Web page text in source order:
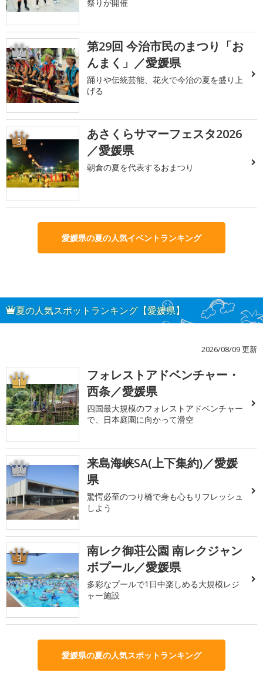
祭りが開催
2
第29回 今治市民のまつり「お
んまく」／愛媛県
踊りや伝統芸能、花火で今治の夏を盛り上
げる
3
あさくらサマーフェスタ2026
／愛媛県
朝倉の夏を代表するおまつり
愛媛県の夏の人気イベントランキング
夏の人気スポットランキング【愛媛県】
2026/08/09 更新
1
フォレストアドベンチャー・
西条／愛媛県
四国最大規模のフォレストアドベンチャー
で、日本庭園に向かって滑空
2
来島海峡SA(上下集約)／愛媛
県
驚愕必至のつり橋で身も心もリフレッシュ
しよう
3
南レク御荘公園 南レクジャン
ボプール／愛媛県
多彩なプールで1日中楽しめる大規模レジ
ャー施設
愛媛県の夏の人気スポットランキング